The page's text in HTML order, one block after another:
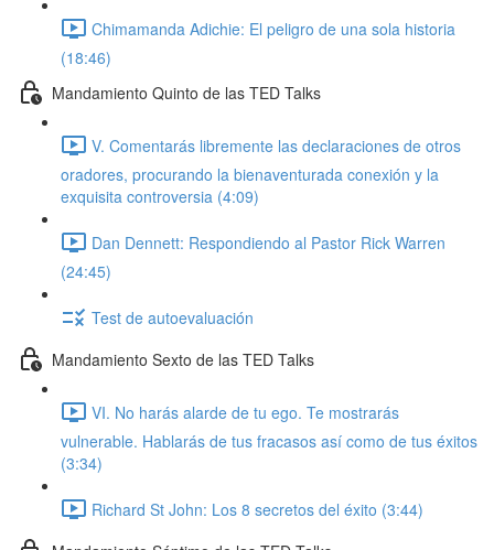
Chimamanda Adichie: El peligro de una sola historia
(18:46)
Mandamiento Quinto de las TED Talks
V. Comentarás libremente las declaraciones de otros
oradores, procurando la bienaventurada conexión y la
exquisita controversia (4:09)
Dan Dennett: Respondiendo al Pastor Rick Warren
(24:45)
Test de autoevaluación
Mandamiento Sexto de las TED Talks
VI. No harás alarde de tu ego. Te mostrarás
vulnerable. Hablarás de tus fracasos así como de tus éxitos
(3:34)
Richard St John: Los 8 secretos del éxito (3:44)